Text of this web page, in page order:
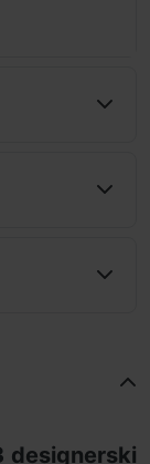
designerski